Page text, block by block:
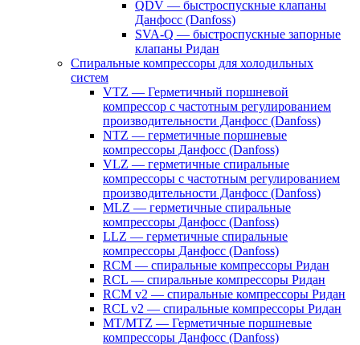
QDV — быстроспускные клапаны
Данфосс (Danfoss)
SVA-Q — быстроспускные запорные
клапаны Ридан
Спиральные компрессоры для холодильных
систем
VTZ — Герметичный поршневой
компрессор с частотным регулированием
производительности Данфосс (Danfoss)
NTZ — герметичные поршневые
компрессоры Данфосс (Danfoss)
VLZ — герметичные спиральные
компрессоры с частотным регулированием
производительности Данфосс (Danfoss)
MLZ — герметичные спиральные
компрессоры Данфосс (Danfoss)
LLZ — герметичные спиральные
компрессоры Данфосс (Danfoss)
RCM — спиральные компрессоры Ридан
RCL — спиральные компрессоры Ридан
RCM v2 — спиральные компрессоры Ридан
RCL v2 — спиральные компрессоры Ридан
MT/MTZ — Герметичные поршневые
компрессоры Данфосс (Danfoss)